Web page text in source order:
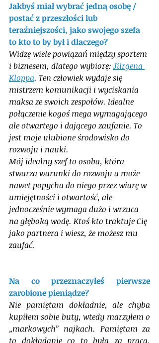
Jakbyś miał wybrać jedną osobę /
postać z przeszłości lub
teraźniejszości, jako swojego szefa
to kto to by był i dlaczego?
Widzę wiele powiązań między sportem
i biznesem, dlatego wybiorę: Jürgena
Kloppa. Ten człowiek wydaje się
mistrzem komunikacji i wyciskania
maksa ze swoich zespołów. Idealne
połączenie kogoś mega wymagającego
ale otwartego i dającego zaufanie. To
jest moje ulubione środowisko do
rozwoju i nauki.
Mój idealny szef to osoba, która
stwarza warunki do rozwoju a może
nawet popycha do niego przez wiarę w
umiejętności i otwartość, ale
jednocześnie wymaga dużo i wrzuca
na głęboką wodę. Ktoś kto traktuje Cię
jako partnera i wiesz, że możesz mu
zaufać.
Na co przeznaczyłeś pierwsze
zarobione pieniądze?
Nie pamiętam dokładnie, ale chyba
kupiłem sobie buty, wtedy marzyłem o
„markowych” najkach. Pamiętam za
to dokładanie co to była za praca.